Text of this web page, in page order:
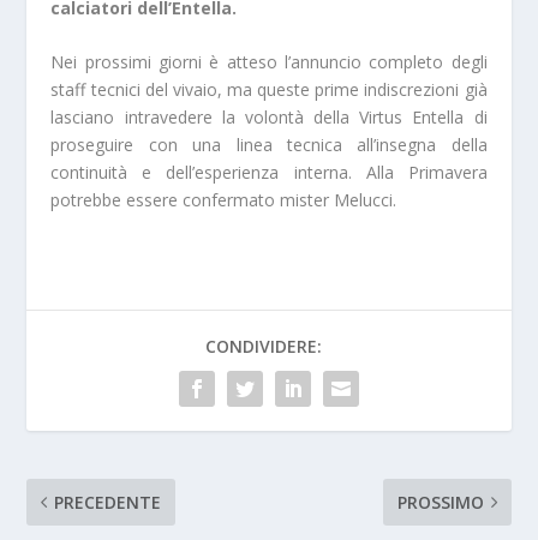
calciatori dell’Entella.
Nei prossimi giorni è atteso l’annuncio completo degli
staff tecnici del vivaio, ma queste prime indiscrezioni già
lasciano intravedere la volontà della Virtus Entella di
proseguire con una linea tecnica all’insegna della
continuità e dell’esperienza interna. Alla Primavera
potrebbe essere confermato mister Melucci.
CONDIVIDERE:
PRECEDENTE PROSSIMO